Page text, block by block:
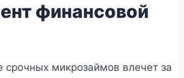
финансовой
срочных микрозаймов влечет за